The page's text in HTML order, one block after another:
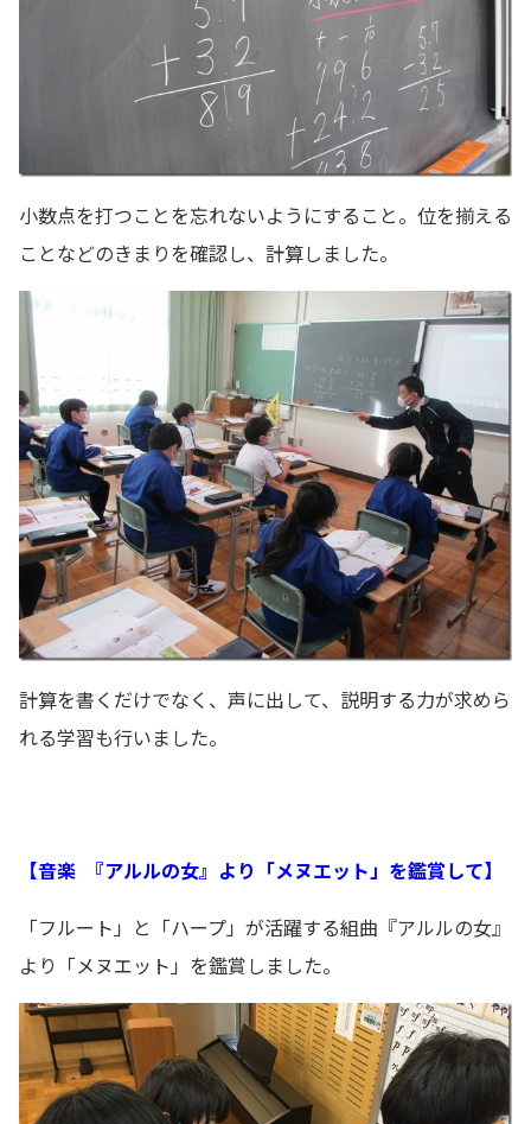
小数点を打つことを忘れないようにすること。位を揃える
ことなどのきまりを確認し、計算しました。
計算を書くだけでなく、声に出して、説明する力が求めら
れる学習も行いました。
【音楽
『アルルの女』より「メヌエット」を鑑賞して】
「フルート」と「ハープ」が活躍する組曲『アルルの女』
より「メヌエット」を鑑賞しました。